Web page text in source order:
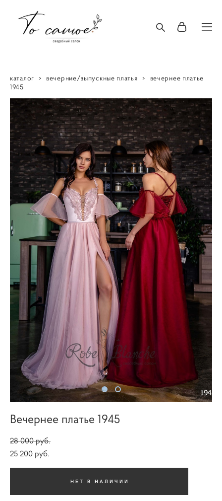
каталог > вечерние/выпускные платья >
вечернее платье
1945
Вечернее платье 1945
28 000 pуб.
25 200 pуб.
НЕТ В НАЛИЧИИ